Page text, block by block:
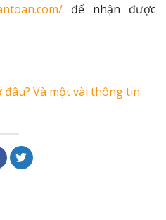
để nhận được
Và một vài thông tin